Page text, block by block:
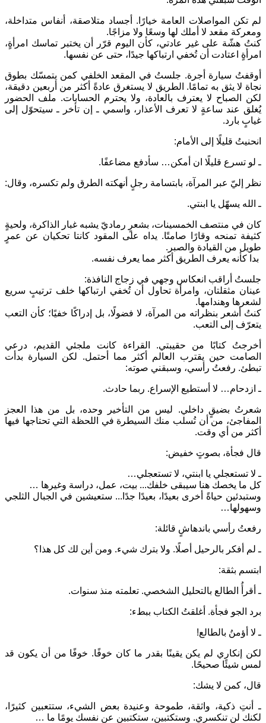
لم تكن المواصلات العامة خيارًا. أجساد متلاصقة، أنفاس متداخلة،
ومعركة مقعد لا أملك لها وسعًا ولا مزاجًا.
كنتُ هشّة على غير عادتي، كأن اليوم قرّر أن يختبر تماسك امرأةٍ،
امرأةٍ اعتادت أن تُخفي ارتباكها جيدًا، حتى عن نفسها.
أوقفتُ سيارة أجرة. جلستُ في المقعد الخلفي كمن يتمسّك بطوق
نجاة لا يثق به تمامًا. الطريق لا يستغرق عادةً أكثر من أربعين دقيقة،
لكن الصباح لا يعترف بالعادة، ولا يحترم الحسابات. ملف الحضور
يُغلق عند ساعةٍ لا تعرف الأعذار، واسمي ـ إن تأخر ـ سيتحوّل إلى
غيابٍ بارد.
انحنيتُ قليلًا إلى الأمام:
ـ لو تسرع قليلًا ان أمكن… سأدفع مضاعفًا.
نظر إليّ عبر المرآة، بابتسامة رجلٍ أنهكته الطرق ولم تكسره، وقال:
ـ الله يسهّل يا ابنتي.
كان في منتصف الخمسينات، بشعرٍ رماديّ يشبه غبار الذاكرة، ولحيةٍ
كثيفة تمنحه وقارًا صامتًا. يداه على المقود كانتا تحكيان عن عمرٍ
طويل من القيادة والصبر.
بدا كأنه يعرف الطريق أكثر مما يعرف نفسه.
جلستُ أراقب انعكاس وجهي في زجاج النافذة:
عينان مثقلتان، وامرأة تحاول أن تُخفي ارتباكها خلف ترتيبٍ سريع
لشعرها وهندامها.
كنتُ أشعر بنظراته من المرآة، لا فضولًا، بل إدراكًا خفيًا؛ كأن التعب
يتعرّف إلى التعب.
أخرجتُ كتابًا من حقيبتي. القراءة كانت ملجئي القديم، درعي
الصامت حين يقترب العالم أكثر مما أحتمل. لكن السيارة بدأت
تبطئ. رفعتُ رأسي، وسبقني صوته:
ـ ازدحام… لا أستطيع الإسراع. ربما حادث.
شعرتُ بضيقٍ داخلي. ليس من التأخير وحده، بل من هذا العجز
المفاجئ، من أن تُسلب منك السيطرة في اللحظة التي تحتاجها فيها
أكثر من أي وقت.
قال فجأة، بصوتٍ خفيض:
ـ لا تستعجلي يا ابنتي، لا تستعجلي…
كل ما يخصك هنا سيبقى خلفك... بيت، عمل، دراسة وغيرها …
وستبدئين حياةً أخرى بعيدًا، بعيدًا جدًا... ستعيشين في الجبال الثلجي
وسهولها…
رفعتُ رأسي باندهاشٍ قائلة:
ـ لم أفكر بالرحيل أصلًا. ولا بترك شيء. ومن أين لك كل هذا؟
ابتسم بثقة:
ـ أقرأُ الطالع بالتحليل الشخصي. تعلمته منذ سنوات.
برد الجو فجأة. أغلقتُ الكتاب ببطء:
ـ لا أؤمنُ بالطالع!
لكن إنكاري لم يكن يقينًا بقدر ما كان خوفًا. خوفًا من أن يكون قد
لمس شيئًا صحيحًا.
قال، كمن لا يشك:
ـ أنتِ ذكية، واثقة، طموحة وعنيدة بعض الشيء، ستتعبين كثيرًا،
لكنك لن تنكسري. وستكتبين، ستكتبين عن نفسك يومًا ما …